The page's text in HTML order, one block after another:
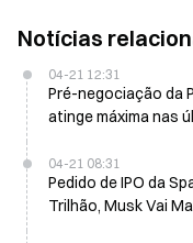
Notícias
04-21 12:31
Pré-negociação da
atinge máxima nas
04-21 08:31
Pedido de IPO da
Trilhão, Musk Vai